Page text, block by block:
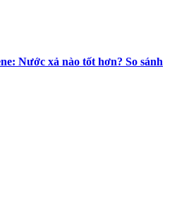
Nước xả nào tốt hơn? So sánh